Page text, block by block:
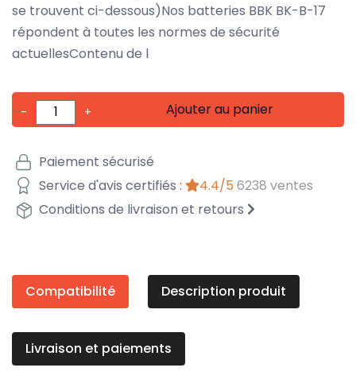
se trouvent ci-dessous)Nos batteries BBK BK-B-17
répondent à toutes les normes de sécurité
actuellesContenu de l
- + Ajouter au panier
Paiement sécurisé
Service d'avis certifiés :
4.4/5 6238 ventes
Conditions de livraison et retours
Compatibilité Description produit
Livraison et paiements